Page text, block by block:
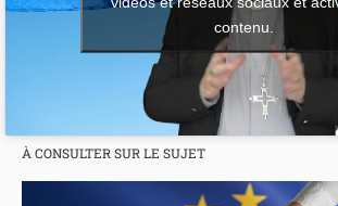
contenu.
À CONSULTER SUR LE SUJET